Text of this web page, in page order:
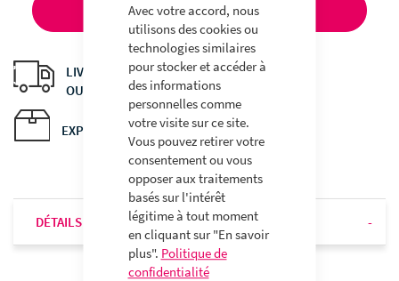
Avec votre accord, nous
utilisons des cookies ou
technologies similaires
pour stocker et accéder à
des informations
personnelles comme
votre visite sur ce site.
Vous pouvez retirer votre
consentement ou vous
opposer aux traitements
basés sur l'intérêt
légitime à tout moment
en cliquant sur "En savoir
plus". Politique de
confidentialité
AJOUTER AU PANIER
LIVRAISON À DOMICILE
OU EN POINT RELAIS
EXPÉDITIONS EN 24H
DÉTAILS